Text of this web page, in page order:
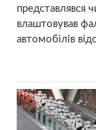
представлявся
влаштовував
автомобілів